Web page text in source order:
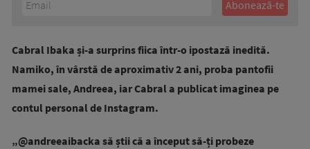
Cabral Ibaka și-a surprins fiica într-o ipostază inedită.
Namiko, în vârstă de aproximativ 2 ani, proba pantofii
mamei sale, Andreea, iar Cabral a publicat imaginea pe
contul personal de Instagram.
„@andreeaibacka să știi că a început să-ți probeze